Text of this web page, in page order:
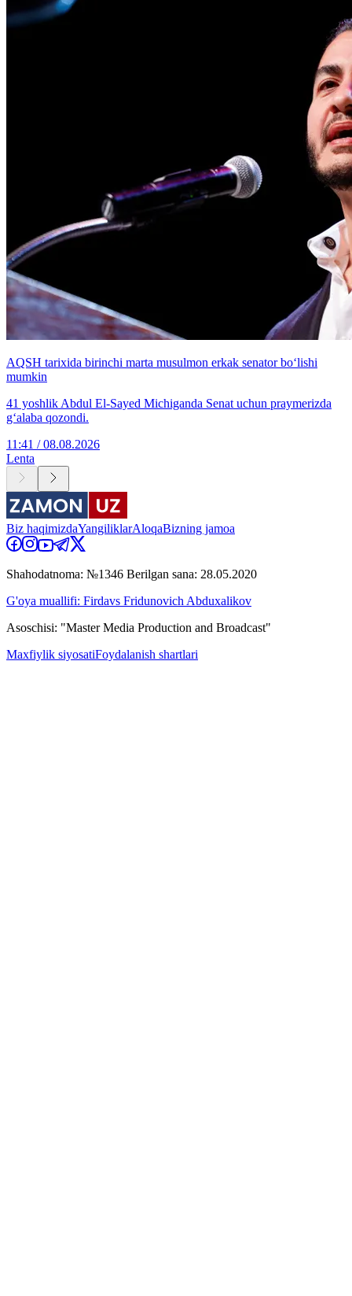
AQSH tarixida birinchi marta musulmon erkak senator bo‘lishi
mumkin
41 yoshlik Abdul El-Sayed Michiganda Senat uchun praymerizda
g‘alaba qozondi.
11:41 / 08.08.2026
Lenta
Biz haqimizdaYangiliklarAloqaBizning jamoa
Shahodatnoma: №1346 Berilgan sana: 28.05.2020
G'oya muallifi: Firdavs Fridunovich Abduxalikov
Asoschisi: "Master Media Production and Broadcast"
Maxfiylik siyosatiFoydalanish shartlari